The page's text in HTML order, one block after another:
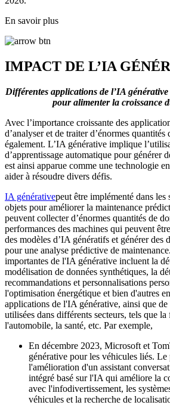
En savoir plus
IMPACT DE L’IA
Différentes applications de l’IA
pour alimenter la croissance
Avec l’importance croissante des
d’analyser et de traiter d’énormes quantités
également. L’IA générative implique
d’apprentissage automatique pour générer
est ainsi apparue comme une technologie
aider à résoudre divers défis.
IA générativepeut être implémenté dans les
objets pour améliorer la maintenance
peuvent collecter d’énormes quantités de
performances des machines qui peuvent
des modèles d’IA génératifs et générer des
pour une analyse prédictive de
importantes de l'IA générative incluent la
modélisation de données synthétiques, la
recommandations et personnalisations
l'optimisation énergétique et bien d'autres
applications de l'IA générative, ainsi que
utilisées dans différents secteurs, tels que
l'automobile, la santé, etc. Par exemple,
En décembre 2023, Microsoft et
générative pour les véhicules liés. Le
l'amélioration d'un assistant
intégré basé sur l'IA qui améliore la
avec l'infodivertissement, les
véhicules et la recherche de